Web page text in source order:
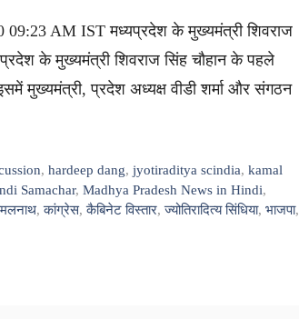
AM IST मध्यप्रदेश के मुख्यमंत्री शिवराज
के मुख्यमंत्री शिवराज सिंह चौहान के पहले
मुख्यमंत्री, प्रदेश अध्यक्ष वीडी शर्मा और संगठन
,hardeep dang,jyotiraditya scindia,kamal
Samachar, Madhya Pradesh News in Hindi,
,कांग्रेस,कैबिनेट विस्तार,ज्योतिरादित्य सिंधिया, भाजपा,